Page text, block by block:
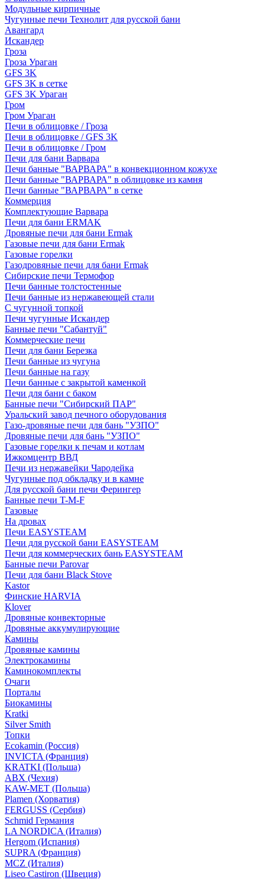
Модульные кирпичные
Чугунные печи Технолит для русской бани
Авангард
Искандер
Гроза
Гроза Ураган
GFS 3K
GFS 3K в сетке
GFS 3K Ураган
Гром
Гром Ураган
Печи в облицовке / Гроза
Печи в облицовке / GFS 3K
Печи в облицовке / Гром
Печи для бани Варвара
Печи банные "ВАРВАРА" в конвекционном кожухе
Печи банные "ВАРВАРА" в облицовке из камня
Печи банные "ВАРВАРА" в сетке
Коммерция
Комплектующие Варвара
Печи для бани ERMAK
Дровяные печи для бани Ermak
Газовые печи для бани Ermak
Газовые горелки
Газодровяные печи для бани Ermak
Сибирские печи Термофор
Печи банные толстостенные
Печи банные из нержавеющей стали
С чугунной топкой
Печи чугунные Искандер
Банные печи "Сабантуй"
Коммерческие печи
Печи для бани Березка
Печи банные из чугуна
Печи банные на газу
Печи банные с закрытой каменкой
Печи для бани с баком
Банные печи "Сибирский ПАР"
Уральский завод печного оборудования
Газо-дровяные печи для бань "УЗПО"
Дровяные печи для бань "УЗПО"
Газовые горелки к печам и котлам
Ижкомцентр ВВД
Печи из нержавейки Чародейка
Чугунные под обкладку и в камне
Для русской бани печи Ферингер
Банные печи T-M-F
Газовые
На дровах
Печи EASYSTEAM
Печи для русской бани EASYSTEAM
Печи для коммерческих бань EASYSTEAM
Банные печи Parovar
Печи для бани Black Stove
Kastor
Финские HARVIA
Klover
Дровяные конвекторные
Дровяные аккумулирующие
Камины
Дровяные камины
Электрокамины
Каминокомплекты
Очаги
Порталы
Биокамины
Kratki
Silver Smith
Топки
Ecokamin (Россия)
INVICTA (Франция)
KRATKI (Польша)
ABX (Чехия)
KAW-MET (Польша)
Plamen (Хорватия)
FERGUSS (Сербия)
Schmid Германия
LA NORDICA (Италия)
Hergom (Испания)
SUPRA (Франция)
MCZ (Италия)
Liseo Castiron (Швеция)